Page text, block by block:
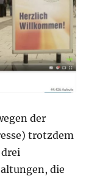
der
trotzdem
die